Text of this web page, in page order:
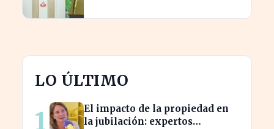
LO ÚLTIMO
1
El impacto de la propiedad en
la jubilación: expertos